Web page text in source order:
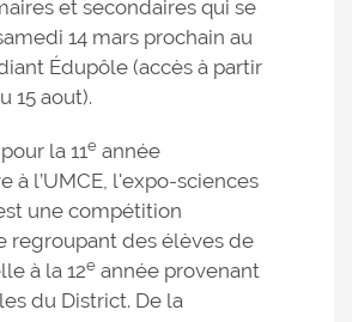
et secondaires qui se
14 mars prochain au
Édupôle (accès à partir
15 aout).
la 11e année
à l’UMCE, l'expo-sciences
une compétition
regroupant des élèves de
à la 12e année provenant
du District. De la